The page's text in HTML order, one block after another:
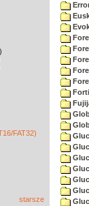
FAT32)
starsze